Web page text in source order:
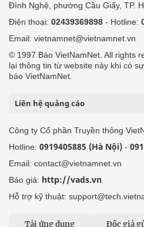
Đình Nghệ, phường Cầu Giấy, TP.
Điện thoại: 02439369898 - Hotline:
Email: vietnamnet@vietnamnet.vn
© 1997 Báo VietNamNet. All rights
lại thông tin từ website này khi có
báo VietNamNet.
Liên hệ quảng cáo
Công ty Cổ phần Truyền thông
Hotline: 0919405885 (Hà Nội) -
Email: contact@vietnamnet.vn
Báo giá: http://vads.vn
Hỗ trợ kỹ thuật:
Tải ứng dụng Độc giả